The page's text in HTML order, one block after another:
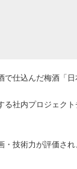
で仕込んだ梅酒「
る社内プロジェク
・技術力が評価さ